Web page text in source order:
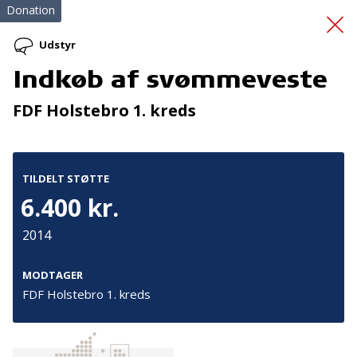
Dans for
Donation
Udstyr
Indkøb af svømmeveste
FDF Holstebro 1. kreds
TILDELT STØTTE
6.400 kr.
2014
MODTAGER
FDF Holstebro 1. kreds
Tilmeld nyhedsbrev
De seneste nyheder om TrygFondens og TryghedsGruppens
aktiviteter direkte i din indbakke.